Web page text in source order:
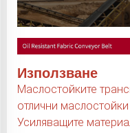
Използване
Маслостойките
отлични
Усиляващите